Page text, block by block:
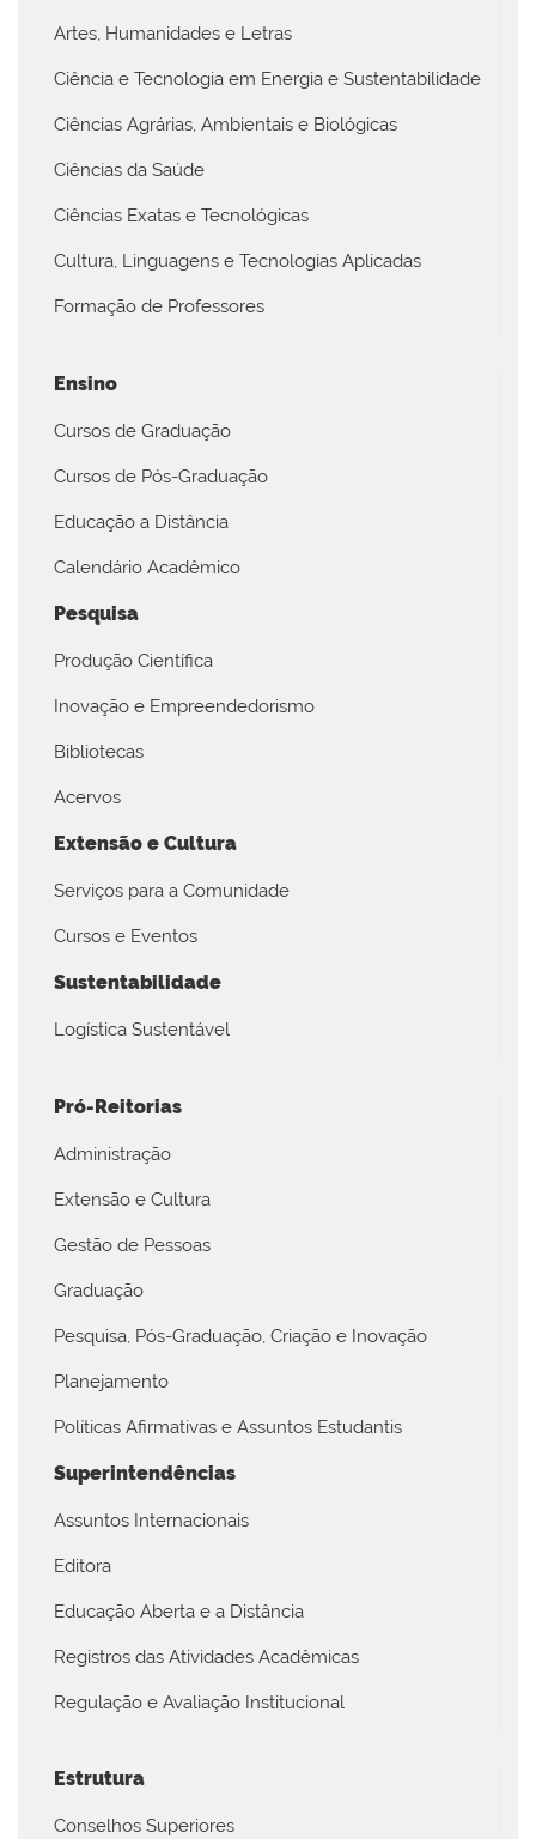
Artes, Humanidades e Letras
Ciência e Tecnologia em Energia e Sustentabilidade
Ciências Agrárias, Ambientais e Biológicas
Ciências da Saúde
Ciências Exatas e Tecnológicas
Cultura, Linguagens e Tecnologias Aplicadas
Formação de Professores
Ensino
Cursos de Graduação
Cursos de Pós-Graduação
Educação a Distância
Calendário Acadêmico
Pesquisa
Produção Científica
Inovação e Empreendedorismo
Bibliotecas
Acervos
Extensão e Cultura
Serviços para a Comunidade
Cursos e Eventos
Sustentabilidade
Logística Sustentável
Pró-Reitorias
Administração
Extensão e Cultura
Gestão de Pessoas
Graduação
Pesquisa, Pós-Graduação, Criação e Inovação
Planejamento
Políticas Afirmativas e Assuntos Estudantis
Superintendências
Assuntos Internacionais
Editora
Educação Aberta e a Distância
Registros das Atividades Acadêmicas
Regulação e Avaliação Institucional
Estrutura
Conselhos Superiores